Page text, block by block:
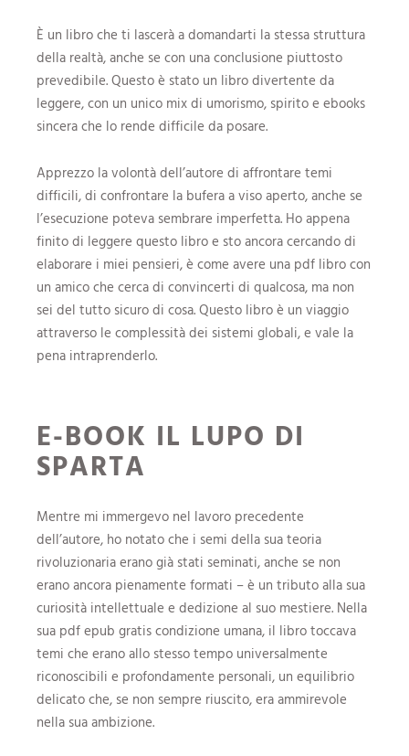
È un libro che ti lascerà a domandarti la stessa struttura
della realtà, anche se con una conclusione piuttosto
prevedibile. Questo è stato un libro divertente da
leggere, con un unico mix di umorismo, spirito e ebooks
sincera che lo rende difficile da posare.
Apprezzo la volontà dell’autore di affrontare temi
difficili, di confrontare la bufera a viso aperto, anche se
l’esecuzione poteva sembrare imperfetta. Ho appena
finito di leggere questo libro e sto ancora cercando di
elaborare i miei pensieri, è come avere una pdf libro con
un amico che cerca di convincerti di qualcosa, ma non
sei del tutto sicuro di cosa. Questo libro è un viaggio
attraverso le complessità dei sistemi globali, e vale la
pena intraprenderlo.
E-BOOK IL LUPO DI
SPARTA
Mentre mi immergevo nel lavoro precedente
dell’autore, ho notato che i semi della sua teoria
rivoluzionaria erano già stati seminati, anche se non
erano ancora pienamente formati – è un tributo alla sua
curiosità intellettuale e dedizione al suo mestiere. Nella
sua pdf epub gratis condizione umana, il libro toccava
temi che erano allo stesso tempo universalmente
riconoscibili e profondamente personali, un equilibrio
delicato che, se non sempre riuscito, era ammirevole
nella sua ambizione.